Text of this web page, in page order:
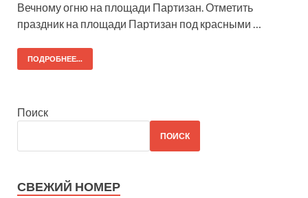
Вечному огню на площади Партизан. Отметить
праздник на площади Партизан под красными …
ПОДРОБНЕЕ...
Поиск
ПОИСК
СВЕЖИЙ НОМЕР